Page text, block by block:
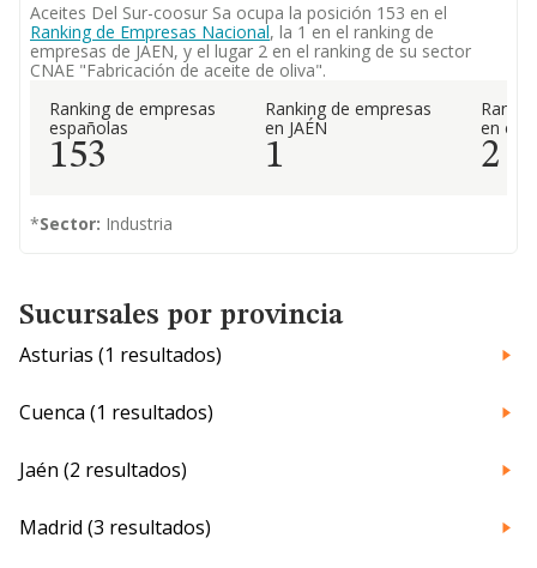
Aceites Del Sur-coosur Sa ocupa la posición 153 en el
Ranking de Empresas Nacional, la 1 en el ranking de
empresas de JAEN, y el lugar 2 en el ranking de su sector
CNAE "Fabricación de aceite de oliva".
Ranking de empresas
españolas
153
Ranking de empresas
en JAÉN
1
en el
2
*Sector: Industria
Sucursales por provincia
Asturias (1 resultados)
Cuenca (1 resultados)
Jaén (2 resultados)
Madrid (3 resultados)